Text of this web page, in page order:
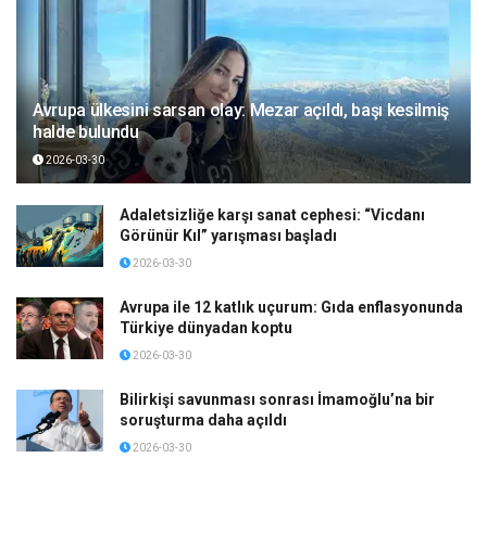
Avrupa ülkesini sarsan olay: Mezar açıldı, başı kesilmiş
halde bulundu
2026-03-30
Adaletsizliğe karşı sanat cephesi: “Vicdanı
Görünür Kıl” yarışması başladı
2026-03-30
Avrupa ile 12 katlık uçurum: Gıda enflasyonunda
Türkiye dünyadan koptu
2026-03-30
Bilirkişi savunması sonrası İmamoğlu’na bir
soruşturma daha açıldı
2026-03-30